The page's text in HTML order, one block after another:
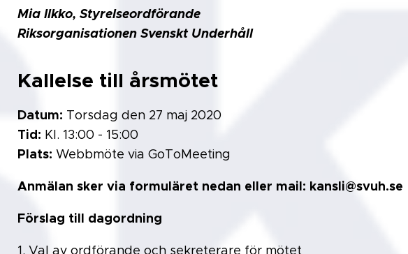
Mia Ilkko, Styrelseordförande
Riksorganisationen Svenskt Underhåll
Kallelse till årsmötet
Datum: Torsdag den 27 maj 2020
Tid: Kl. 13:00 - 15:00
Plats: Webbmöte via GoToMeeting
Anmälan sker via formuläret nedan eller mail: kansli@svuh.se
Förslag till dagordning
1. Val av ordförande och sekreterare för mötet